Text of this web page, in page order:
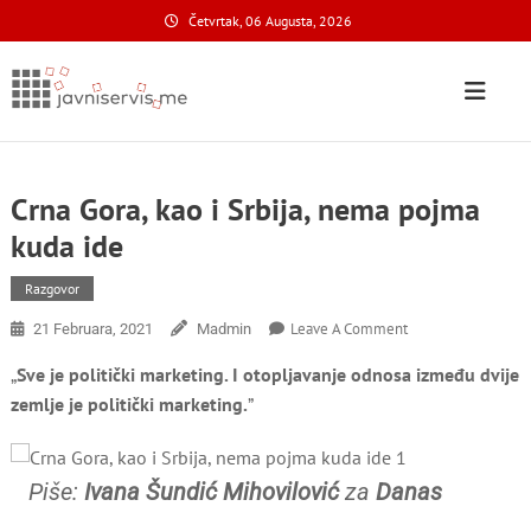
to
content
Četvrtak, 06 Augusta, 2026
Javni Servis
Crna Gora, kao i Srbija, nema pojma
kuda ide
Razgovor
21 Februara, 2021 Madmin Leave A CommentOn
Gora,
Pojma
„Sve je politički marketing. I otopljavanje odnosa između dvije
zemlje je politički marketing.”
Piše: Ivana Šundić Mihovilovićza Danas